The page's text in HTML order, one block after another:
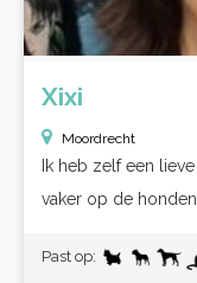
Xixi
Moordrecht
Ik heb zelf een
vaker op de honden
Past op: